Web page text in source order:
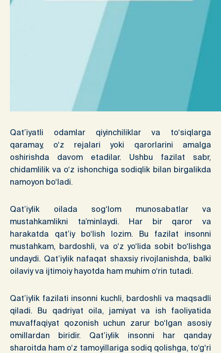
Qat’iyatli odamlar qiyinchiliklar va to‘siqlarga
qaramay, o‘z rejalari yoki qarorlarini amalga
oshirishda davom etadilar. Ushbu fazilat sabr,
chidamlilik va o‘z ishonchiga sodiqlik bilan birgalikda
namoyon bo‘ladi.
Qat’iylik oilada sog‘lom munosabatlar va
mustahkamlikni ta’minlaydi. Har bir qaror va
harakatda qat’iy bo‘lish lozim. Bu fazilat insonni
mustahkam, bardoshli, va o‘z yo‘lida sobit bo‘lishga
undaydi. Qat’iylik nafaqat shaxsiy rivojlanishda, balki
oilaviy va ijtimoiy hayotda ham muhim o‘rin tutadi.
Qat’iylik fazilati insonni kuchli, bardoshli va maqsadli
qiladi. Bu qadriyat oila, jamiyat va ish faoliyatida
muvaffaqiyat qozonish uchun zarur bo‘lgan asosiy
omillardan biridir. Qat’iylik insonni har qanday
sharoitda ham o‘z tamoyillariga sodiq qolishga, to‘g‘ri